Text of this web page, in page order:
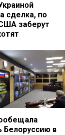
сделка, по
заберут
Белоруссию в